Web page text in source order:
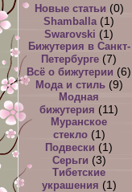
Новые статьи (0)
Shamballa (1)
Swarovski (1)
Бижутерия в Санкт-
Петербурге (7)
Всё о бижутерии (6)
Мода и стиль(9)
Модная
бижутерия (11)
Муранское
стекло(1)
Подвески (1)
Серьги (3)
Тибетские
украшения (1)